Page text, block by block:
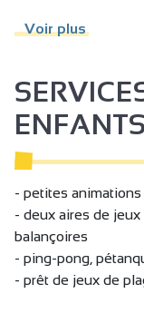
Toilettes sèches
Aire de pique-
Barbecue
Jeux de société
Plage
Plan d'eau
Salle d'animation
Voir plus
ENFANTS
- petites
- deux aires de jeux
balançoires
- ping-pong,
- prêt de jeux de